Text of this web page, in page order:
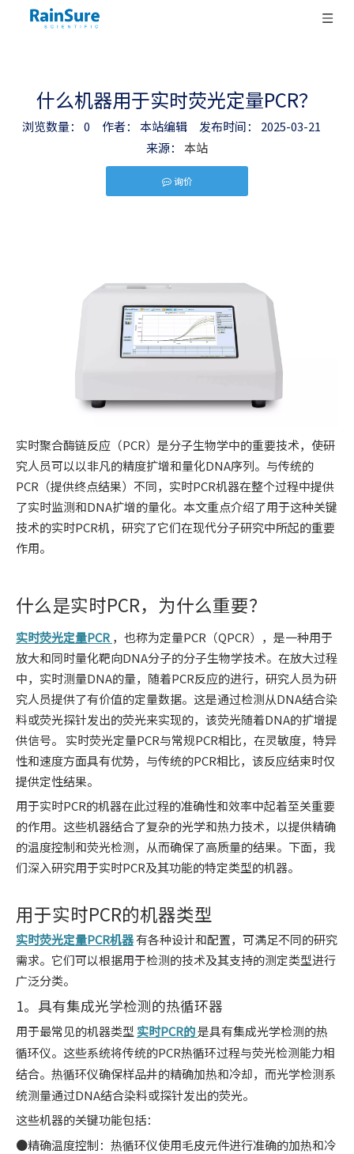
什么机器用于实时荧光定量PCR？
浏览数量： 0 作者： 本站编辑 发布时间： 2025-03-21
来源： 本站
询价
实时聚合酶链反应（PCR）是分子生物学中的重要技术，使研
究人员可以以非凡的精度扩增和量化DNA序列。与传统的
PCR（提供终点结果）不同，实时PCR机器在整个过程中提供
了实时监测和DNA扩增的量化。本文重点介绍了用于这种关键
技术的实时PCR机，研究了它们在现代分子研究中所起的重要
作用。
什么是实时PCR，为什么重要？
实时荧光定量PCR ，也称为定量PCR（QPCR），是一种用于
放大和同时量化靶向DNA分子的分子生物学技术。在放大过程
中，实时测量DNA的量，随着PCR反应的进行，研究人员为研
究人员提供了有价值的定量数据。这是通过检测从DNA结合染
料或荧光探针发出的荧光来实现的，该荧光随着DNA的扩增提
供信号。 实时荧光定量PCR与常规PCR相比，在灵敏度，特异
性和速度方面具有优势，与传统的PCR相比，该反应结束时仅
提供定性结果。
用于实时PCR的机器在此过程的准确性和效率中起着至关重要
的作用。这些机器结合了复杂的光学和热力技术，以提供精确
的温度控制和荧光检测，从而确保了高质量的结果。下面，我
们深入研究用于实时PCR及其功能的特定类型的机器。
用于实时PCR的机器类型
实时荧光定量PCR机器有各种设计和配置，可满足不同的研究
需求。它们可以根据用于检测的技术及其支持的测定类型进行
广泛分类。
1。具有集成光学检测的热循环器
用于最常见的机器类型 实时PCR的是具有集成光学检测的热
循环仪。这些系统将传统的PCR热循环过程与荧光检测能力相
结合。热循环仪确保样品井的精确加热和冷却，而光学检测系
统测量通过DNA结合染料或探针发出的荧光。
这些机器的关键功能包括：
●精确温度控制：热循环仪使用毛皮元件进行准确的加热和冷